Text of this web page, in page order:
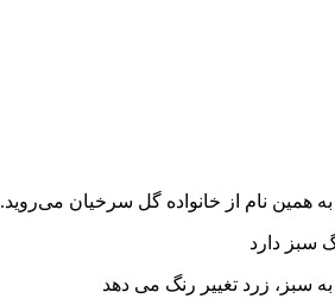
همین نام از خانواده گل سرخیان می‌روید.
سبز دارد
سبز، زرد تغییر رنگ می دهد